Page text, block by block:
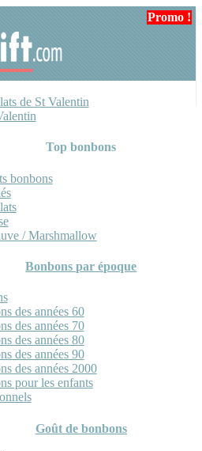
de St Valentin
Top bonbons
bonbons
/ Marshmallow
Bonbons par époque
des années 60
des années 70
des années 80
des années 90
des années 2000
pour les enfants
Goût de bonbons
Promo !
Promo !
Promo !